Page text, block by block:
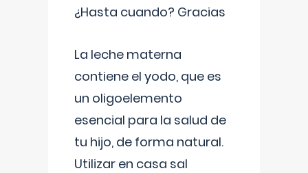
¿Hasta cuando? Gracias
La leche materna
contiene el yodo, que es
un oligoelemento
esencial para la salud de
tu hijo, de forma natural.
Utilizar en casa sal